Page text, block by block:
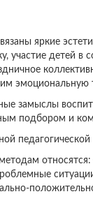
яркие
участие детей
эмоциональную
замыслы
подбором и
педагогической